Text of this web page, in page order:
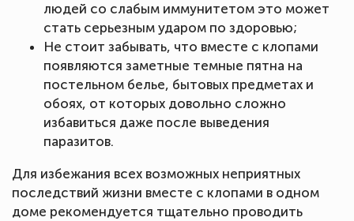
людей со слабым иммунитетом это может
стать серьезным ударом по здоровью;
Не стоит забывать, что вместе с клопами
появляются заметные темные пятна на
постельном белье, бытовых предметах и
обоях, от которых довольно сложно
избавиться даже после выведения
паразитов.
Для избежания всех возможных неприятных
последствий жизни вместе с клопами в одном
доме рекомендуется тщательно проводить